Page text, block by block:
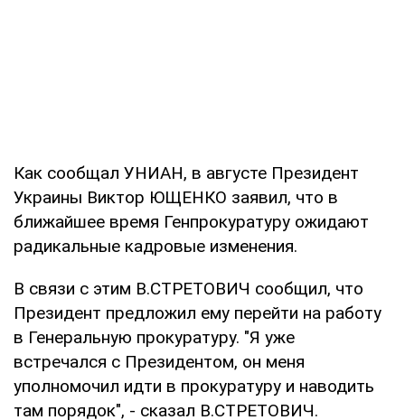
Как сообщал УНИАН, в августе Президент
Украины Виктор ЮЩЕНКО заявил, что в
ближайшее время Генпрокуратуру ожидают
радикальные кадровые изменения.
В связи с этим В.СТРЕТОВИЧ сообщил, что
Президент предложил ему перейти на работу
в Генеральную прокуратуру. "Я уже
встречался с Президентом, он меня
уполномочил идти в прокуратуру и наводить
там порядок", - сказал В.СТРЕТОВИЧ.